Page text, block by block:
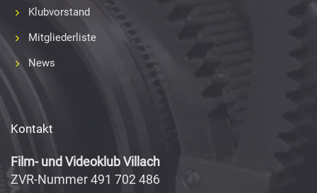
Klubvorstand
Mitgliederliste
News
Kontakt
Film- und Videoklub Villach
ZVR-Nummer 491 702 486